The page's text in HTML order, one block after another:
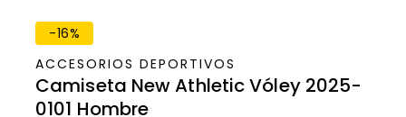
-16%
ACCESORIOS DEPORTIVOS
Camiseta New Athletic Vóley 2025-
0101 Hombre